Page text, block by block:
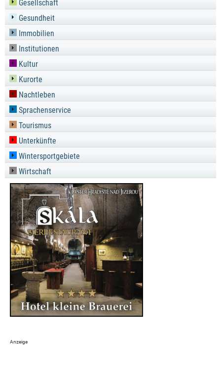
Gesellschaft
Gesundheit
Immobilien
Institutionen
Kultur
Kurorte
Nachtleben
Sprachenservice
Tourismus
Unterkünfte
Wintersportgebiete
Wirtschaft